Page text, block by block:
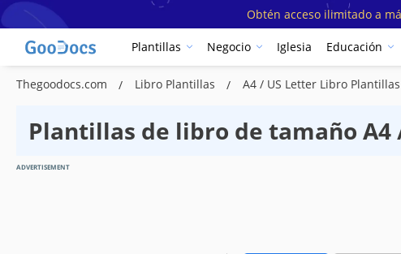
Obtén acceso ilimitado a
Plantillas Negocio Iglesia Educación
Thegoodocs.com Libro Plantillas A4 / US Letter Libro Plantillas
Plantillas de libro de tamaño A4
ADVERTISEMENT